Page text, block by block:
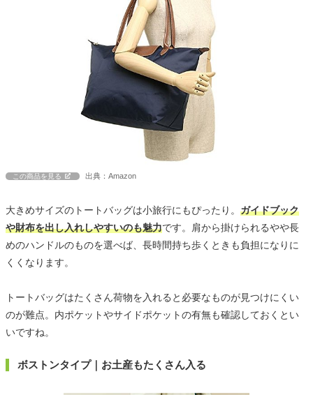
この商品を見る 出典：Amazon
大きめサイズのトートバッグは小旅行にもぴったり。 ガイドブック
や財布を出し入れしやすいのも魅力です。肩から掛けられるやや長
めのハンドルのものを選べば、長時間持ち歩くときも負担になりに
くくなります。
トートバッグはたくさん荷物を入れると必要なものが見つけにくい
のが難点。内ポケットやサイドポケットの有無も確認しておくとい
いですね。
ボストンタイプ｜お土産もたくさん入る